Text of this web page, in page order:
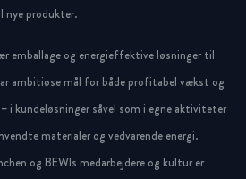
nye produkter.
emballage og energieffektive løsninger til
ambitiøse mål for både profitabel vækst og
i kundeløsninger såvel som i egne aktiviteter
materialer og vedvarende energi.
og BEWIs medarbejdere og kultur er